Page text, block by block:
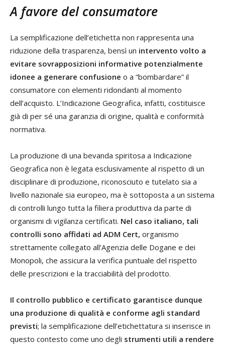
A favore del consumatore
La semplificazione dell’etichetta non rappresenta una
riduzione della trasparenza, bensì un intervento volto a
evitare sovrapposizioni informative potenzialmente
idonee a generare confusione o a “bombardare” il
consumatore con elementi ridondanti al momento
dell’acquisto. L’Indicazione Geografica, infatti, costituisce
già di per sé una garanzia di origine, qualità e conformità
normativa.
La produzione di una bevanda spiritosa a Indicazione
Geografica non è legata esclusivamente al rispetto di un
disciplinare di produzione, riconosciuto e tutelato sia a
livello nazionale sia europeo, ma è sottoposta a un sistema
di controlli lungo tutta la filiera produttiva da parte di
organismi di vigilanza certificati. Nel caso italiano, tali
controlli sono affidati ad ADM Cert, organismo
strettamente collegato all’Agenzia delle Dogane e dei
Monopoli, che assicura la verifica puntuale del rispetto
delle prescrizioni e la tracciabilità del prodotto.
Il controllo pubblico e certificato garantisce dunque
una produzione di qualità e conforme agli standard
previsti; la semplificazione dell’etichettatura si inserisce in
questo contesto come uno degli strumenti utili a rendere